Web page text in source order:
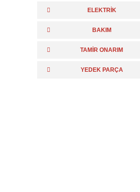
ELEKTRİK
BAKIM
TAMİR ONARIM
YEDEK PARÇA